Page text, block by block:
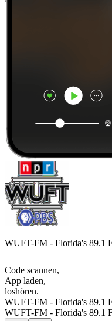
WUFT-FM - Florida's 89.1
Code scannen,
App laden,
loshören.
WUFT-FM - Florida's 89.1
WUFT-FM - Florida's 89.1